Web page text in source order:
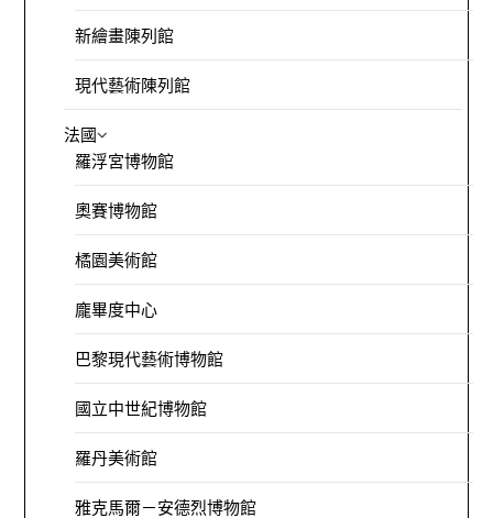
新繪畫陳列館
現代藝術陳列館
法國
羅浮宮博物館
奧賽博物館
橘園美術館
龐畢度中心
巴黎現代藝術博物館
國立中世紀博物館
羅丹美術館
雅克馬爾－安德烈博物館